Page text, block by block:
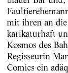
mit ihren an die
karikaturhaft
Kosmos des
Regisseurin
Comics ein